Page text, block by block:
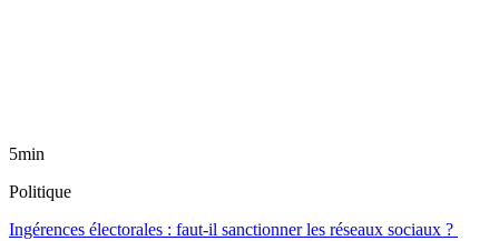
5min
Politique
Ingérences électorales : faut-il sanctionner les réseaux sociaux ?